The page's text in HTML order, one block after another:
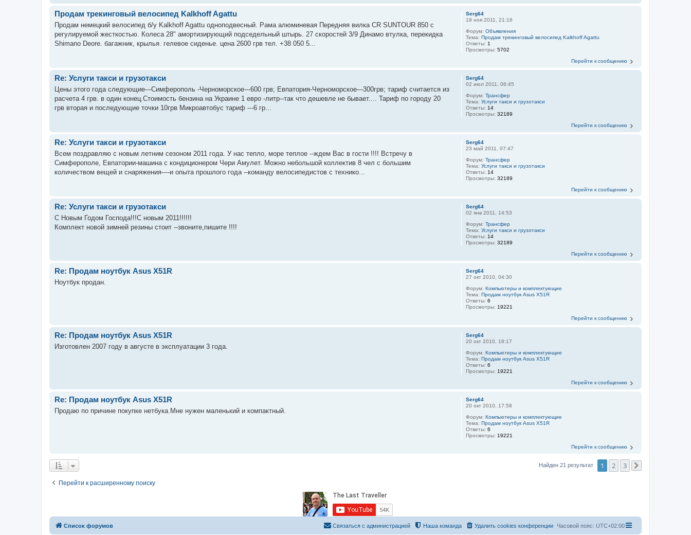
Serg64
19 ноя 2011, 21:16
Форум:Объявления
Тема:Продам трекинговый велосипед Kalkhoff Agattu
Ответы: 1
Просмотры:5702
Продам трекинговый велосипед Kalkhoff Agattu
Продам немецкий велосипед б/у Kalkhoff Agattu одноподвесный. Рама алюминевая Передняя вилка CR SUNTOUR 850 с
регулируемой жесткостью. Колеса 28" амортизирующий подседельный штырь. 27 скоростей 3/9 Динамо втулка, перекидка
Shimano Deore. багажник, крылья. гелевое сиденье. цена 2600 грв тел. +38 050 5...
Перейти к сообщению
Serg64
02 июл 2011, 06:45
Форум:Трансфер
Тема:Услуги такси и грузотакси
Ответы: 14
Просмотры:32189
Re: Услуги такси и грузотакси
Цены этого года следующие---Симферополь -Черноморское---600 грв; Евпатория-Черноморское---300грв; тариф считается из
расчета 4 грв. в один конец.Стоимость бензина на Украине 1 евро -литр--так что дешевле не бывает.... Тариф по городу 20
грв вторая и последующие точки 10грв Микроавтобус тариф ---6 гр...
Перейти к сообщению
Serg64
23 май 2011, 07:47
Форум:Трансфер
Тема:Услуги такси и грузотакси
Ответы: 14
Просмотры:32189
Re: Услуги такси и грузотакси
Всем поздравляю с новым летним сезоном 2011 года. У нас тепло, море теплое --ждем Вас в гости !!!! Встречу в
Симферополе, Евпатории-машина с кондиционером Чери Амулет. Можно небольшой коллектив 8 чел с большим
количеством вещей и снаряжения----и опыта прошлого года --команду велосипедистов с технико...
Перейти к сообщению
Serg64
02 янв 2011, 14:53
Форум:Трансфер
Тема:Услуги такси и грузотакси
Ответы: 14
Просмотры:32189
Re: Услуги такси и грузотакси
С Новым Годом Господа!!!С новым 2011!!!!!!
Комплект новой зимней резины стоит --звоните,пишите !!!!
Перейти к сообщению
Serg64
27 окт 2010, 04:30
Форум:Компьютеры и комплектующие
Тема:Продам ноутбук Asus X51R
Ответы:6
Просмотры: 19221
Re: Продам ноутбук Asus X51R
Ноутбук продан.
Перейти к сообщению
Serg64
20 окт 2010, 18:17
Форум:Компьютеры и комплектующие
Тема:Продам ноутбук Asus X51R
Ответы:6
Просмотры: 19221
Re: Продам ноутбук Asus X51R
Изготовлен 2007 году в августе в эксплуатации 3 года.
Перейти к сообщению
Serg64
20 окт 2010, 17:58
Форум:Компьютеры и комплектующие
Тема:Продам ноутбук Asus X51R
Ответы:6
Просмотры: 19221
Re: Продам ноутбук Asus X51R
Продаю по причине покупке нетбука.Мне нужен маленький и компактный.
Перейти к сообщению
Найден 21 результат 1 2 3
Перейти к расширенному поиску
Список форумов Часовой пояс: UTC+02:00
Удалить cookies конференции
Наша команда
Связаться с администрацией